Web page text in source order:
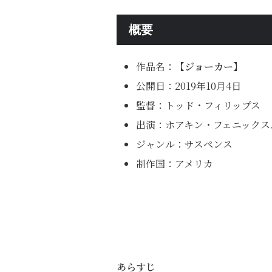
概要
作品名：
【ジョーカー】
公開日：2019年10月4日
監督：トッド・フィリップス
出演：ホアキン・フェニック
ジャンル：サスペンス
制作国：アメリカ
あらすじ